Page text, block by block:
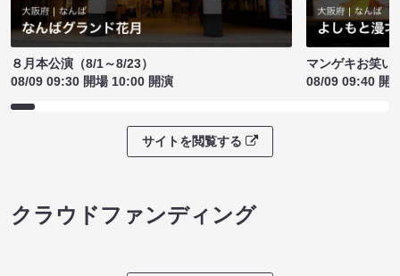
８月本公演（8/1～8/23）
08/09 09:30 開場 10:00 開演
マンゲキお笑い
08/09 09:40 開
サイトを閲覧する
クラウドファンディング